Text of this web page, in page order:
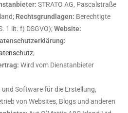
STRATO AG, Pascalstraße
Rechtsgrundlagen: Berechtigte
1 lit. f) DSGVO);Website:
;
Wird vom Dienstanbieter
und Software für die Erstellung,
von Websites, Blogs und anderen